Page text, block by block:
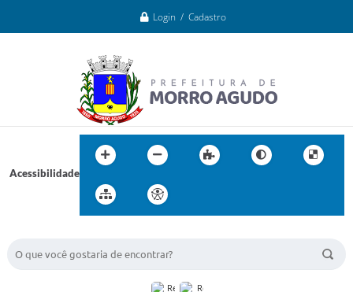
Login / Cadastro
Acessibilidade